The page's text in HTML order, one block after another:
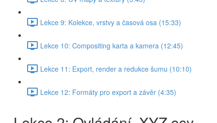
Lekce 9: Kolekce, vrstvy a časová osa (15:33)
Lekce 10: Compositing karta a kamera (12:45)
Lekce 11: Export, render a redukce šumu (10:10)
Lekce 12: Formáty pro export a závěr (4:35)